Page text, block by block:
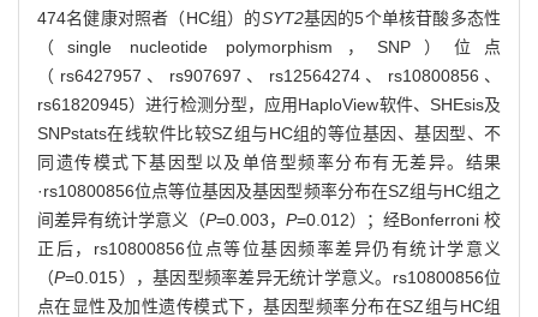
474名健康对照者（HC组）的SYT2基因的5个单核苷酸多态性
（single nucleotide polymorphism，SNP）位点
（rs6427957、rs907697、rs12564274、rs10800856、
rs61820945）进行检测分型，应用HaploView软件、SHEsis及
SNPstats在线软件比较SZ组与HC组的等位基因、基因型、不
同遗传模式下基因型以及单倍型频率分布有无差异。结果
·rs10800856位点等位基因及基因型频率分布在SZ组与HC组之
间差异有统计学意义（P=0.003， P=0.012）；经Bonferroni 校
正后，rs10800856位点等位基因频率差异仍有统计学意义
（P=0.015），基因型频率差异无统计学意义。rs10800856位
点在显性及加性遗传模式下，基因型频率分布在SZ组与HC组